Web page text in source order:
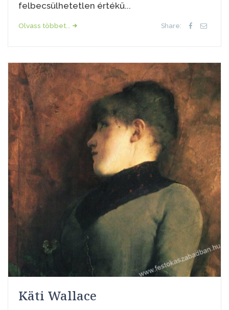
felbecsülhetetlen értékű...
Olvass többet... Share:
Käti Wallace